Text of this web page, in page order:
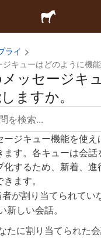
ライ
キューはどのように機能
ッセージキ
ますか。
ージキュー機能を使
ます。各キューは会
するため、新着、進
ます。
が割り当てられてい
新しい会話。
たに割り当てられた会